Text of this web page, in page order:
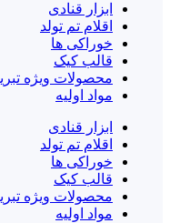
ابزار قنادی
اقلام تم تولد
خوراکی ها
قالب کیک
محصولات ویژه
مواد اولیه
ابزار قنادی
اقلام تم تولد
خوراکی ها
قالب کیک
محصولات ویژه
مواد اولیه